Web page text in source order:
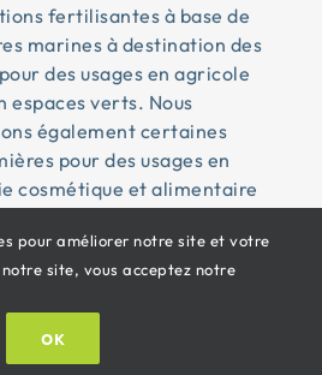
fertilisantes à base de
marines à destination des
des usages en agricole
espaces verts. Nous
également certaines
pour des usages en
cosmétique et alimentaire
Ar Bed ® | Tous droits
Mentions légales
Oricom®
pour améliorer notre site et votre
site, vous acceptez notre
OK